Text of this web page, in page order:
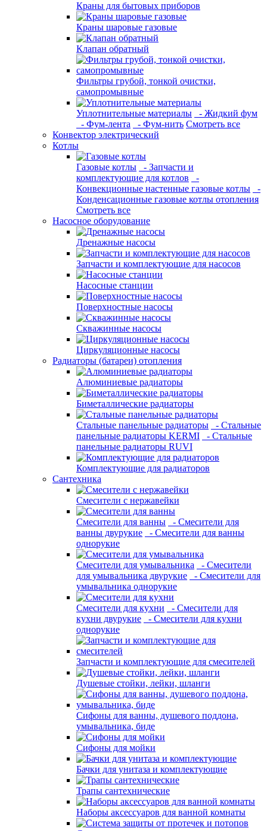
Краны для бытовых приборов
Краны шаровые газовые
Клапан обратный
Фильтры грубой, тонкой очистки,
самопромывные
Уплотнительные материалы
- Жидкий фум
- Фум-лента
- Фум-нить Смотреть все
Конвектор электрический
Котлы
Газовые котлы
- Запчасти и
комплектующие для котлов
-
Конвекционные настенные газовые котлы
-
Конденсационные газовые котлы отопления
Смотреть все
Насосное оборудование
Дренажные насосы
Запчасти и комплектующие для насосов
Насосные станции
Поверхностные насосы
Скважинные насосы
Циркуляционные насосы
Радиаторы (батареи) отопления
Алюминиевые радиаторы
Биметаллические радиаторы
Стальные панельные радиаторы
- Стальные
панельные радиаторы KERMI
- Стальные
панельные радиаторы RUVI
Комплектующие для радиаторов
Сантехника
Смесители с нержавейки
Смесители для ванны
- Смесители для
ванны двурукие
- Смесители для ванны
однорукие
Смесители для умывальника
- Смесители
для умывальника двурукие
- Смесители для
умывальника однорукие
Смесители для кухни
- Смесители для
кухни двурукие
- Смесители для кухни
однорукие
Запчасти и комплектующие для смесителей
Душевые стойки, лейки, шланги
Сифоны для ванны, душевого поддона,
умывальника, биде
Сифоны для мойки
Бачки для унитаза и комплектующие
Трапы сантехнические
Наборы аксессуаров для ванной комнаты